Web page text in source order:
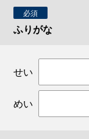
必須
ふりがな
せい
めい